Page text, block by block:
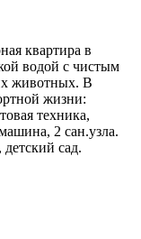
квартира в
водой с чистым
животных. В
жизни:
техника,
2 сан.узла.
сад.